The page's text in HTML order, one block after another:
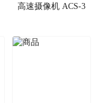
高速摄像机 ACS-3